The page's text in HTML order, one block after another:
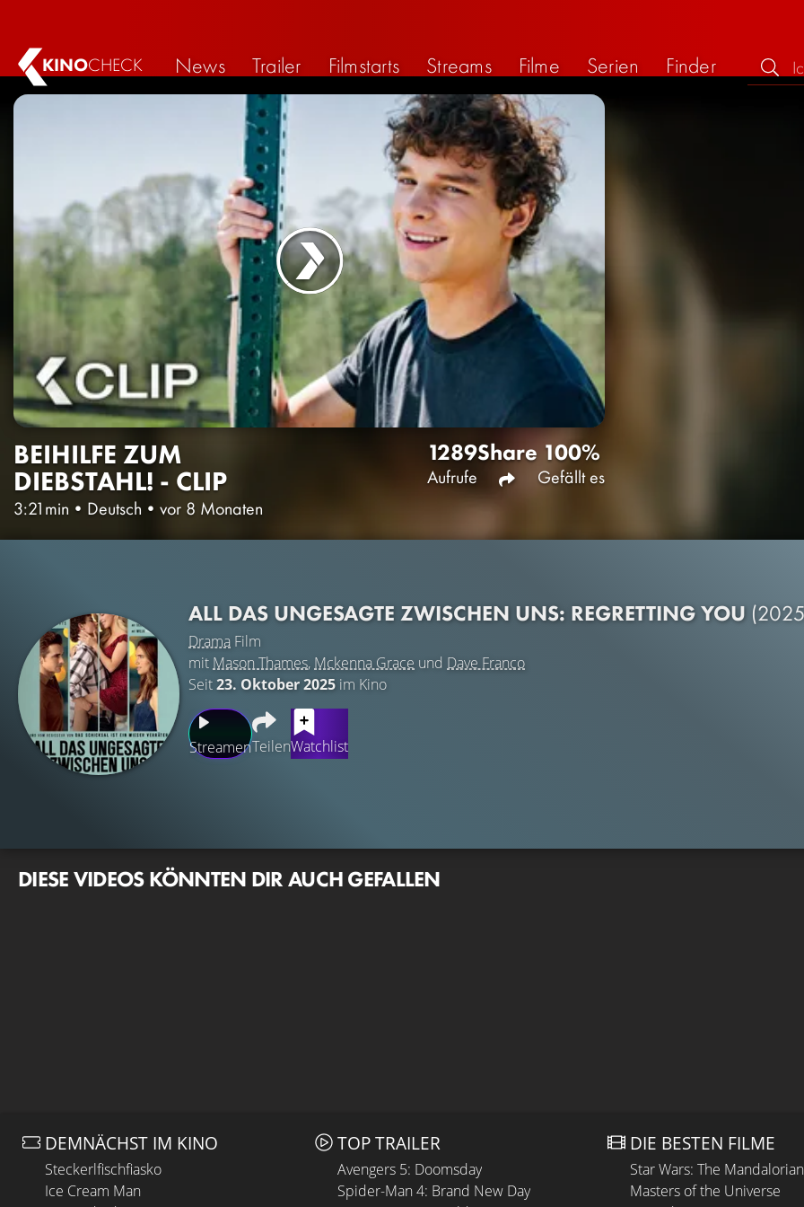
KINOCHECK News Trailer Filmstarts Streams Filme Serien Finder
BEIHILFE ZUM
DIEBSTAHL! - CLIP
3:21min • Deutsch • vor 8 Monaten
1289
Aufrufe
Share 100%
Gefällt es
ALL DAS UNGESAGTE ZWISCHEN UNS: REGRETTING YOU
Drama Film
mit Mason Thames, Mckenna Grace und Dave Franco
Seit23. Oktober 2025 im Kino
StreamenTeilenWatchlist
DIESE VIDEOS KÖNNTEN DIR AUCH GEFALLEN
DEMNÄCHST IM KINO
Steckerlfischfiasko
Ice Cream Man
TOP TRAILER
Avengers 5: Doomsday
Spider-Man 4: Brand New Day
DIE BESTEN FILME
Star Wars: The
Masters of the Universe